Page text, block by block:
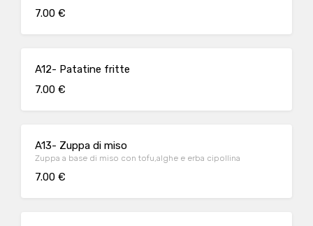
7.00 €
A12- Patatine fritte
7.00 €
A13- Zuppa di miso
Zuppa a base di miso con tofu,alghe e erba cipollina
7.00 €